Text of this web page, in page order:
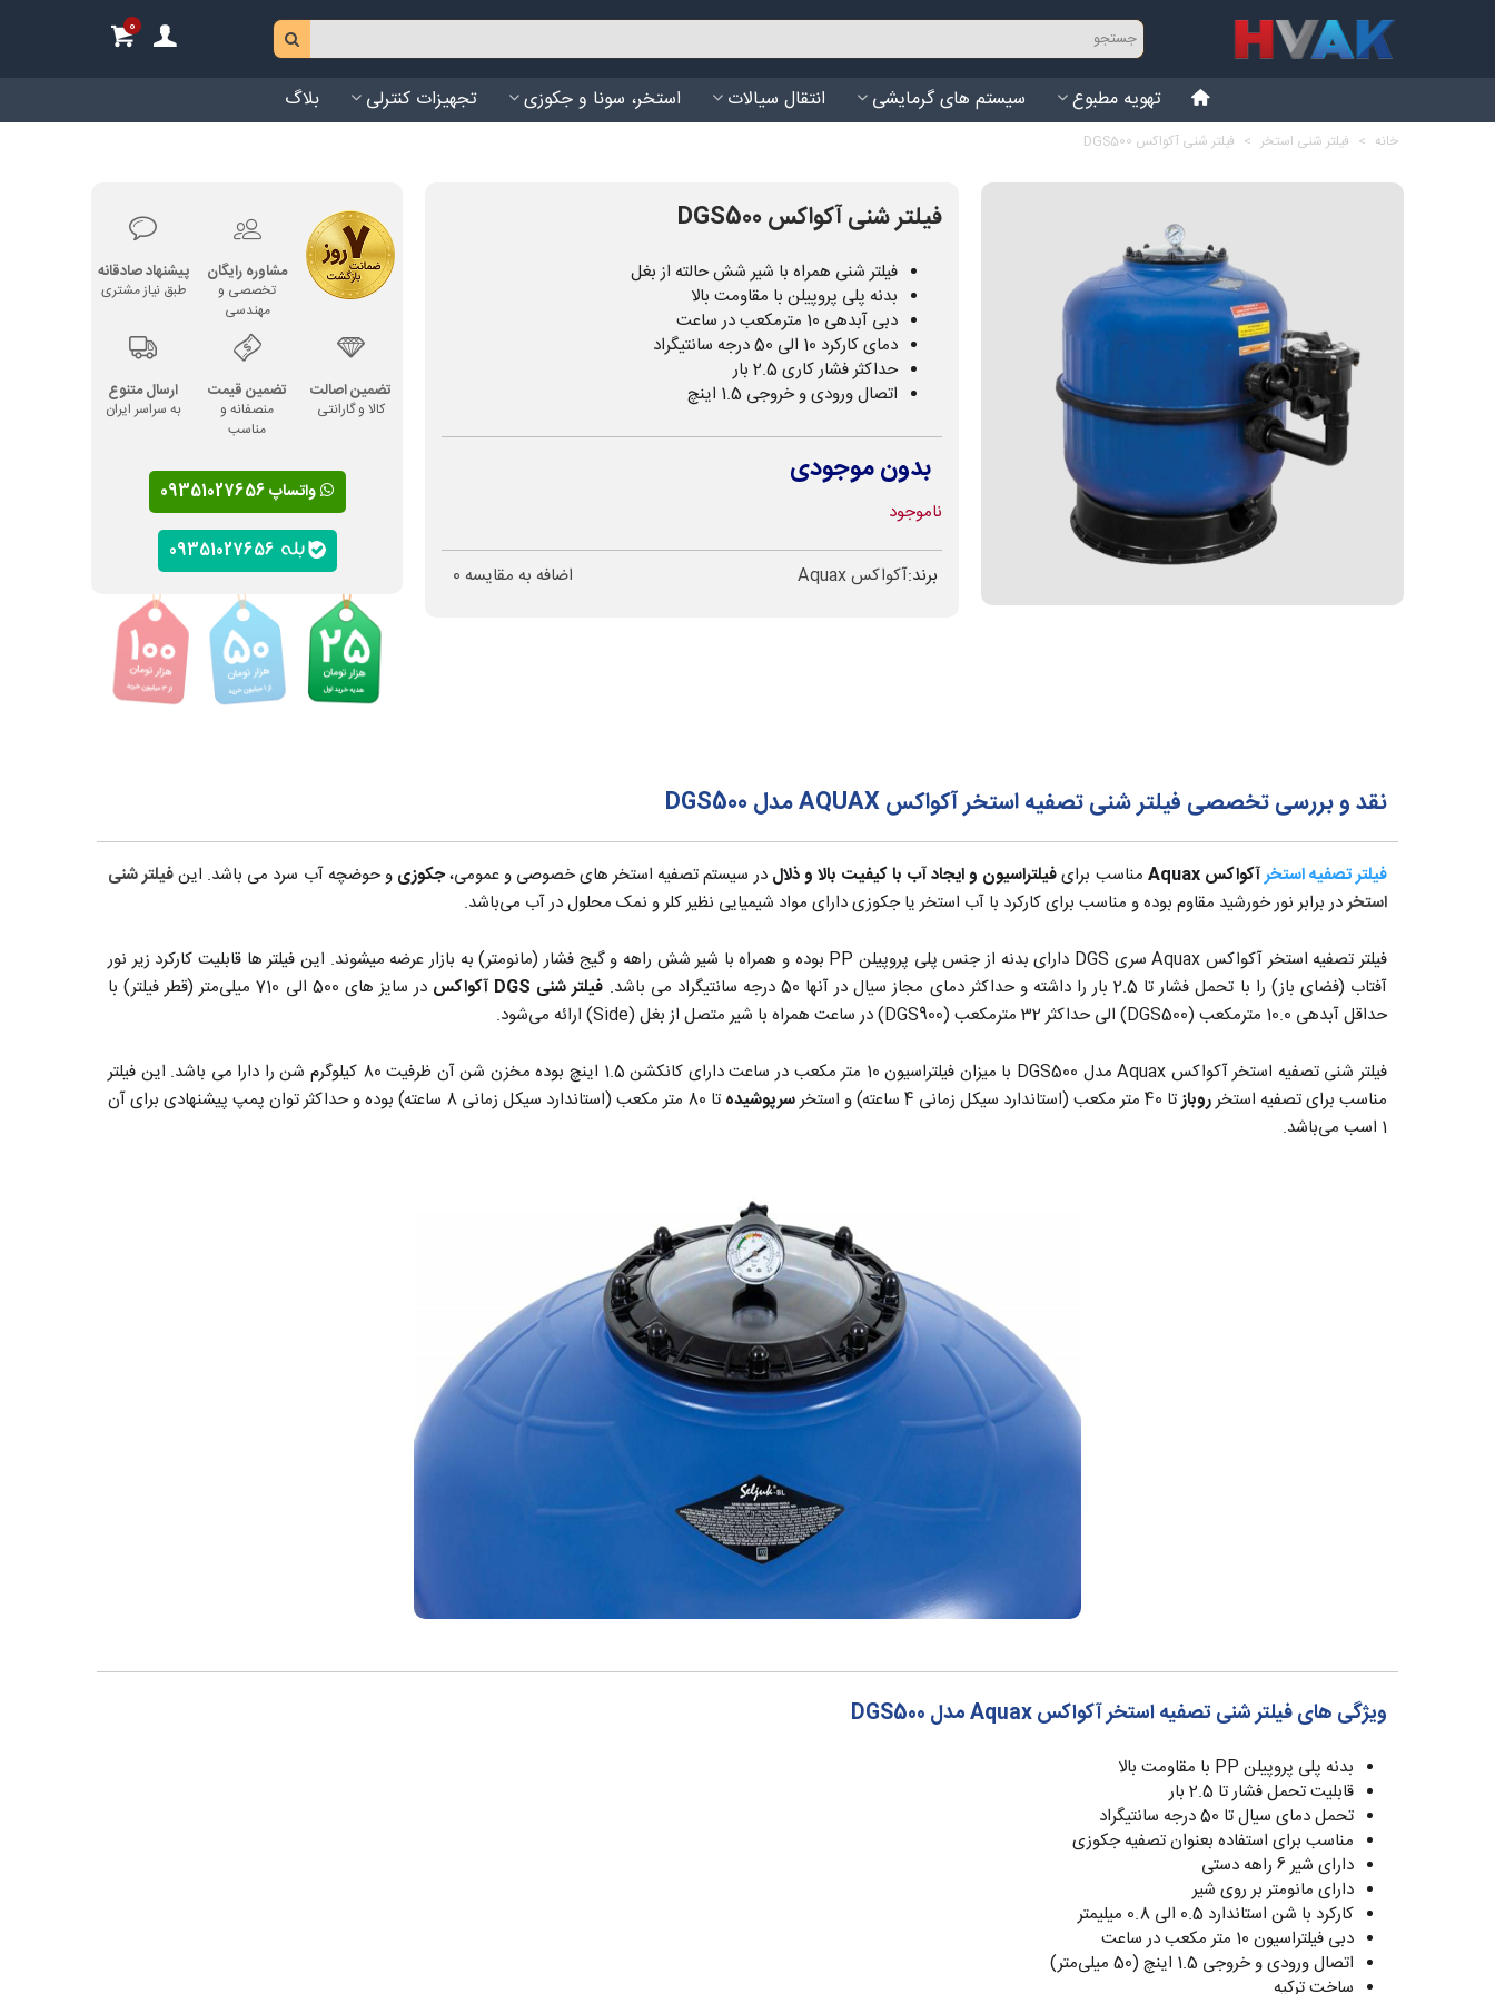
0
تهویه مطبوع سیستم های گرمایشی انتقال سیالات استخر، سونا و جکوزی تجهیزات کنترلی بلاگ
خانه > فیلتر شنی استخر > فیلتر شنی آکواکس DGS500
فیلتر شنی آکواکس DGS500
فیلتر شنی همراه با شیر شش حالته از بغل
بدنه پلی پروپیلن با مقاومت بالا
دبی آبدهی 10 مترمکعب در ساعت
دمای کارکرد 10 الی 50 درجه سانتیگراد
حداکثر فشار کاری 2.5 بار
اتصال ورودی و خروجی 1.5 اینچ
بدون موجودی
ناموجود
برند:آکواکس Aquax اضافه به مقایسه 0
مشاوره رایگان
تخصصی و
مهندسی
پیشنهاد صادقانه
طبق نیاز مشتری
تضمین اصالت
کالا و گارانتی
تضمین قیمت
منصفانه و
مناسب
ارسال متنوع
به سراسر ایران
واتساپ 09351027656
نقد و بررسی تخصصی فیلتر شنی تصفیه استخر آکواکس AQUAX مدل DGS500
فیلتر تصفیه استخرآکواکس Aquax مناسب برایفیلتراسیون و ایجاد آب با کیفیت بالا و ذلالدر سیستم تصفیه استخر های خصوصی و عمومی،جکوزی و حوضچه آب سرد می باشد. اینفیلتر شنی
استخردر برابر نور خورشید مقاوم بوده و مناسب برای کارکرد با آب استخر یا جکوزی دارای مواد شیمیایی نظیر کلر و نمک محلول در آب می‌باشد.
فیلتر تصفیه استخر آکواکس Aquax سری DGS دارای بدنه از جنس پلی پروپیلن PP بوده و همراه با شیر شش راهه و گیج فشار (مانومتر) به بازار عرضه میشوند. این فیلتر ها قابلیت کارکرد زیر نور
آفتاب (فضای باز) را با تحمل فشار تا 2.5 بار را داشته و حداکثر دمای مجاز سیال در آنها 50 درجه سانتیگراد می باشد.
فیلتر شنی DGS آکواکس
در سایز های 500 الی 710 میلی‌متر (قطر فیلتر) با
حداقل آبدهی 10.0 مترمکعب (DGS500) الی حداکثر 32 مترمکعب (DGS900) در ساعت همراه با شیر متصل از بغل (Side) ارائه می‌شود.
فیلتر شنی تصفیه استخر آکواکس Aquax مدل DGS500 با میزان فیلتراسیون 10 متر مکعب در ساعت دارای کانکشن 1.5 اینچ بوده مخزن شن آن ظرفیت 80 کیلوگرم شن را دارا می باشد. این فیلتر
مناسب برای تصفیه استخرروبازتا 40 متر مکعب (استاندارد سیکل زمانی 4 ساعته) و استخر سرپوشیده
تا 80 متر مکعب (استاندارد سیکل زمانی 8 ساعته) بوده و حداکثر توان پمپ پیشنهادی برای آن
1 اسب می‌باشد.
ویژگی های فیلتر شنی تصفیه استخر آکواکس Aquax مدل DGS500
بدنه پلی پروپیلن PP با مقاومت بالا
قابلیت تحمل فشار تا 2.5 بار
تحمل دمای سیال تا 50 درجه سانتیگراد
مناسب برای استفاده بعنوان تصفیه جکوزی
دارای شیر 6 راهه دستی
دارای مانومتر بر روی شیر
کارکرد با شن استاندارد 0.5 الی 0.8 میلیمتر
دبی فیلتراسیون 10 متر مکعب در ساعت
اتصال ورودی و خروجی 1.5 اینچ (50 میلی‌متر)
ساخت ترکیه